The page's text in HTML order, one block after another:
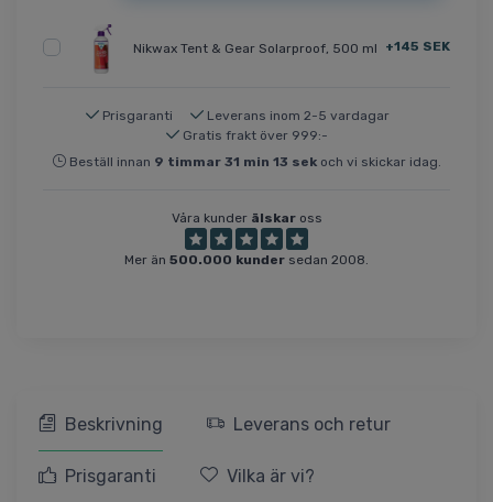
Nikwax Tent & Gear Solarproof, 500 ml +145 SEK
Prisgaranti
Leverans inom 2-5 vardagar
Gratis frakt över 999:-
Beställ innan 9 timmar 31 min 13 sekoch vi skickar idag.
Våra kunder älskaross
Mer än 500.000 kunder sedan 2008.
Beskrivning Leverans och retur
Prisgaranti Vilka är vi?